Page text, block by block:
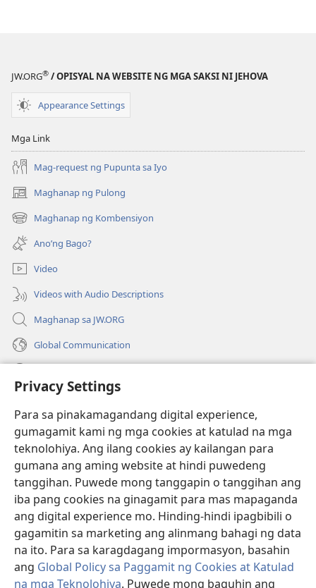
Privacy Settings
Para sa pinakamagandang digital experience,
gumagamit kami ng mga cookies at katulad na mga
teknolohiya. Ang ilang cookies ay kailangan para
gumana ang aming website at hindi puwedeng
tanggihan. Puwede mong tanggapin o tanggihan ang
iba pang cookies na ginagamit para mas mapaganda
ang digital experience mo. Hinding-hindi ipagbibili o
gagamitin sa marketing ang alinmang bahagi ng data
na ito. Para sa karagdagang impormasyon, basahin
ang Global Policy sa Paggamit ng Cookies at Katulad
na mga Teknolohiya. Puwede mong baguhin ang
Teknolohiya?
Teknolohiya?
JW.ORG® / OPISYAL NA WEBSITE NG MGA SAKSI NI JEHOVA
Appearance Settings
Mga Link
Mag-request ng Pupunta sa Iyo
Maghanap ng Pulong
(may
bubukas
na
bagong
window)
Maghanap ng Kombensiyon
(may
bubukas
na
bagong
window)
Ano’ng Bago?
Video
Videos with Audio Descriptions
Maghanap sa JW.ORG
Global Communication
(may
na
bagong
window)
Watchtower ONLINE LIBRARY™
(may
bubukas
na
bagong
window)
JW Hub ®
(may
bubukas
bagong
window)
JW Library ®
Watchtower Library®